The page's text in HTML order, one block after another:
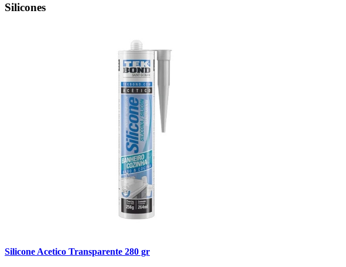
Silicones
Silicone Acetico Transparente 280 gr